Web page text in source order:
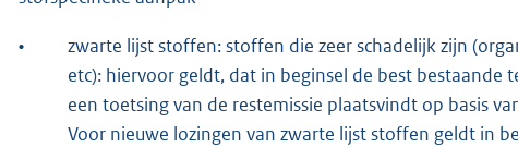
•
zwarte lijst stoffen: stoffen die zeer schadelijk zijn
etc): hiervoor geldt, dat in beginsel de best
een toetsing van de restemissie plaatsvindt op basis
Voor nieuwe lozingen van zwarte lijst stoffen geldt in